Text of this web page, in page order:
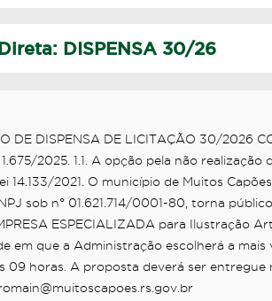
DISPENSA 30/26
DE DISPENSA DE LICITAÇÃO 30/2026
1.675/2025. 1.1. A opção pela não
14.133/2021. O município de Muitos
sob n° 01.621.714/0001-80, torna
ESPECIALIZADA para Ilustração
em que a Administração escolherá a
09 horas. A proposta deverá ser